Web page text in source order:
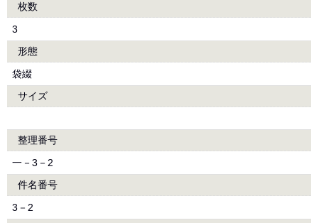
枚数
3
形態
袋綴
サイズ
整理番号
一－3－2
件名番号
3－2